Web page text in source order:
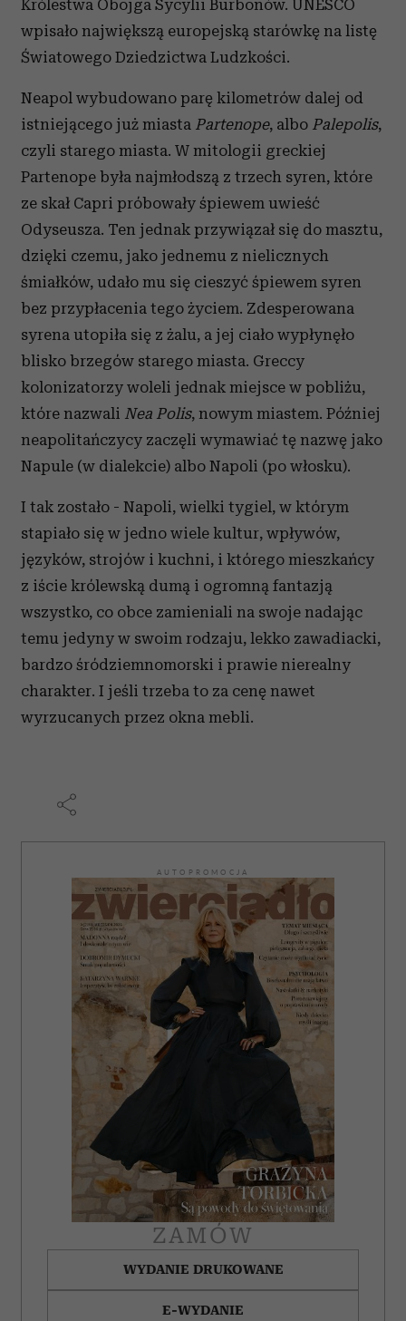
Królestwa Obojga Sycylii Burbonów. UNESCO
wpisało największą europejską starówkę na listę
Światowego Dziedzictwa Ludzkości.
Neapol wybudowano parę kilometrów dalej od
istniejącego już miasta Partenope, albo Palepolis,
czyli starego miasta. W mitologii greckiej
Partenope była najmłodszą z trzech syren, które
ze skał Capri próbowały śpiewem uwieść
Odyseusza. Ten jednak przywiązał się do masztu,
dzięki czemu, jako jednemu z nielicznych
śmiałków, udało mu się cieszyć śpiewem syren
bez przypłacenia tego życiem. Zdesperowana
syrena utopiła się z żalu, a jej ciało wypłynęło
blisko brzegów starego miasta. Greccy
kolonizatorzy woleli jednak miejsce w pobliżu,
które nazwali Nea Polis, nowym miastem. Później
neapolitańczycy zaczęli wymawiać tę nazwę jako
Napule (w dialekcie) albo Napoli (po włosku).
I tak zostało - Napoli, wielki tygiel, w którym
stapiało się w jedno wiele kultur, wpływów,
języków, strojów i kuchni, i którego mieszkańcy
z iście królewską dumą i ogromną fantazją
wszystko, co obce zamieniali na swoje nadając
temu jedyny w swoim rodzaju, lekko zawadiacki,
bardzo śródziemnomorski i prawie nierealny
charakter. I jeśli trzeba to za cenę nawet
wyrzucanych przez okna mebli.
AUTOPROMOCJA
ZAMÓW
WYDANIE DRUKOWANE
E-WYDANIE